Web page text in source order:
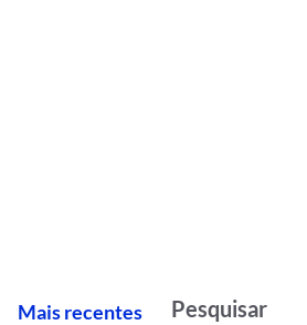
Mais recentes